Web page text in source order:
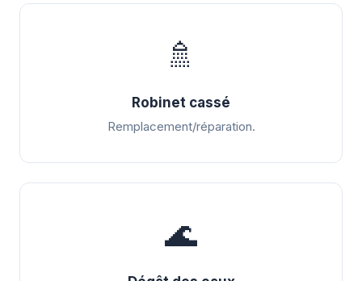
🚿
Robinet cassé
Remplacement/réparation.
🌊